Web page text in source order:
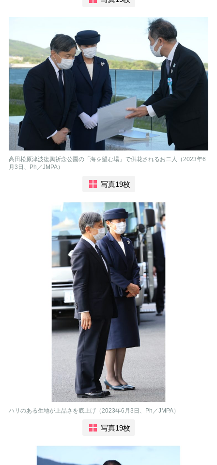
高田松原津波復興祈念公園の「海を望む場」で供花されるお二人（2023年6
月3日、Ph／JMPA）
写真19枚
ハリのある生地が上品さを底上げ（2023年6月3日、Ph／JMPA）
写真19枚